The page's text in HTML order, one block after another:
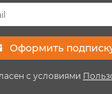
Оформить
с условиями